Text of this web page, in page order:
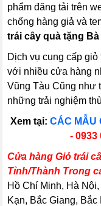
phẩm đăng tải trên
chống hàng giả và
trái cây quà tặng
Dịch vụ cung cấp
với nhiều cửa hàng
Vũng Tàu Cũng như
những trải nghiệm
Xem tại: CÁC MẪU
- 0933
Cửa hàng Giỏ trái
Tỉnh/Thành Trong
Hồ Chí Minh, Hà
Kạn, Bắc Giang,